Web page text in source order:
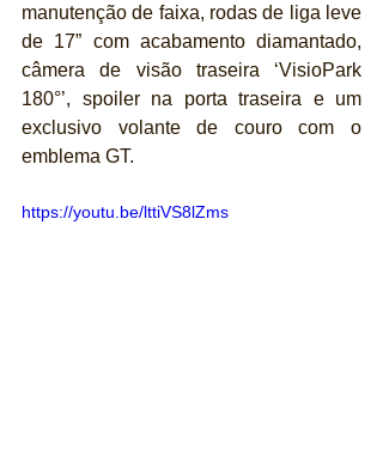
manutenção de faixa, rodas de liga leve
de 17” com acabamento diamantado,
câmera de visão traseira ‘VisioPark
180°’, spoiler na porta traseira e um
exclusivo volante de couro com o
emblema GT.
https://youtu.be/lttiVS8lZms